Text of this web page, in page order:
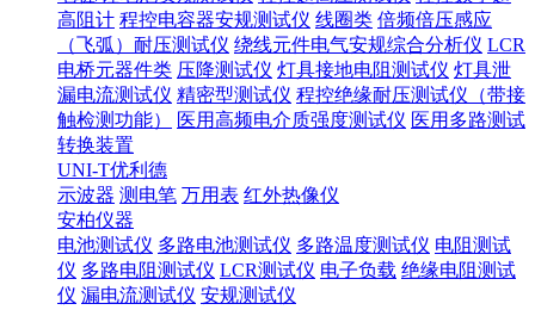
高阻计 程控电容器安规测试仪 线圈类 倍频倍压感应
（飞弧）耐压测试仪 绕线元件电气安规综合分析仪 LCR
电桥元器件类 压降测试仪 灯具接地电阻测试仪 灯具泄
漏电流测试仪 精密型测试仪 程控绝缘耐压测试仪（带接
触检测功能）
医用高频电介质强度测试仪 医用多路测试
转换装置
UNI-T优利德
示波器 测电笔 万用表 红外热像仪
安柏仪器
电池测试仪 多路电池测试仪 多路温度测试仪 电阻测试
仪 多路电阻测试仪 LCR测试仪 电子负载 绝缘电阻测试
仪 漏电流测试仪 安规测试仪